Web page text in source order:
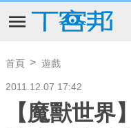
首頁 遊戲
2011.12.07 17:42
【魔獸世界